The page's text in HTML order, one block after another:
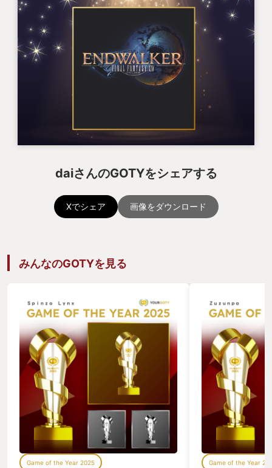
daiさんのGOTYをシェアする
Xでシェア 画像をダウンロード
みんなのGOTYを見る
Game of the Year 2025 Game of the Year